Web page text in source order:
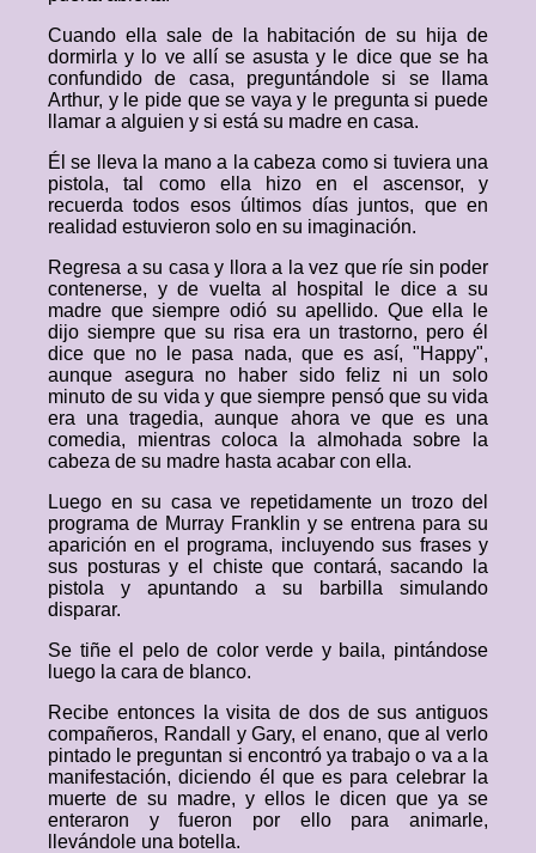
Cuando ella sale de la habitación de su hija de
dormirla y lo ve allí se asusta y le dice que se ha
confundido de casa, preguntándole si se llama
Arthur, y le pide que se vaya y le pregunta si puede
llamar a alguien y si está su madre en casa.
Él se lleva la mano a la cabeza como si tuviera una
pistola, tal como ella hizo en el ascensor, y
recuerda todos esos últimos días juntos, que en
realidad estuvieron solo en su imaginación.
Regresa a su casa y llora a la vez que ríe sin poder
contenerse, y de vuelta al hospital le dice a su
madre que siempre odió su apellido. Que ella le
dijo siempre que su risa era un trastorno, pero él
dice que no le pasa nada, que es así, "Happy",
aunque asegura no haber sido feliz ni un solo
minuto de su vida y que siempre pensó que su vida
era una tragedia, aunque ahora ve que es una
comedia, mientras coloca la almohada sobre la
cabeza de su madre hasta acabar con ella.
Luego en su casa ve repetidamente un trozo del
programa de Murray Franklin y se entrena para su
aparición en el programa, incluyendo sus frases y
sus posturas y el chiste que contará, sacando la
pistola y apuntando a su barbilla simulando
disparar.
Se tiñe el pelo de color verde y baila, pintándose
luego la cara de blanco.
Recibe entonces la visita de dos de sus antiguos
compañeros, Randall y Gary, el enano, que al verlo
pintado le preguntan si encontró ya trabajo o va a la
manifestación, diciendo él que es para celebrar la
muerte de su madre, y ellos le dicen que ya se
enteraron y fueron por ello para animarle,
llevándole una botella.